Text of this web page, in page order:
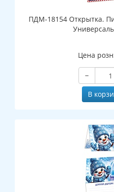
ПДМ-18154 Открытка.
Цена
−
В